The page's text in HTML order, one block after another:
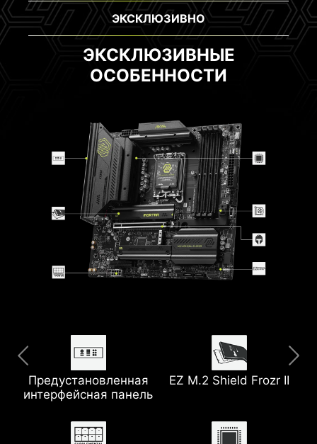
ЭКСКЛЮЗИВНО
ЭКСКЛЮЗИВНЫЕ
ОСОБЕННОСТИ
Предустановленная
интерфейсная панель
EZ M.2 Shield Frozr II
Увеличенный
радиатор
6-слойная печатная
плата
с увеличенным
Thunderbolt 4 5G LAN